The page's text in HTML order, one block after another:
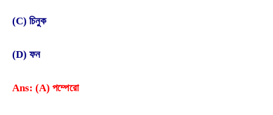
(C) চিনুক
(D) ফন
Ans: (A) পম্পেরো